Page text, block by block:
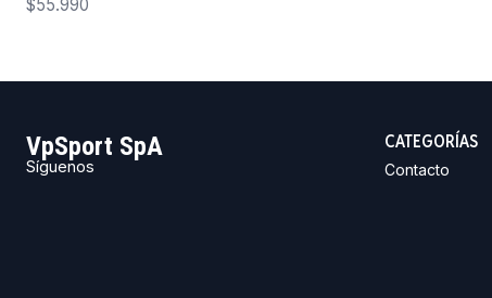
$55.990
VpSport SpA
Síguenos
CATEGORÍAS
Contacto